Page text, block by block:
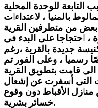
التابعة للوحدة المحلية
بالمنيا ، لاعتداءات
من متطرفين القرية
، احتجاجا على البدء فى
جديدة بالقرية ،رغم
رسميا ، وعلى الفور تم
الى قامت بتطويق القرية
التى أسفرت عن إشعال
منازل الأقباط دون وقوع
خسائر بشرية.